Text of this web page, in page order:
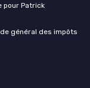
pour Patrick
général des impôts